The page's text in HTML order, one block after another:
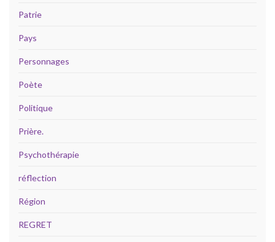
Patrie
Pays
Personnages
Poète
Politique
Prière.
Psychothérapie
réflection
Région
REGRET